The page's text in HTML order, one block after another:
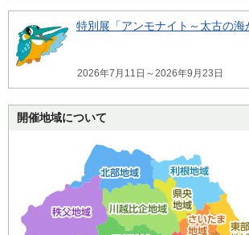
特別展「アンモナイト～太古の海
2026年7月11日～2026年9月23日
開催地域について